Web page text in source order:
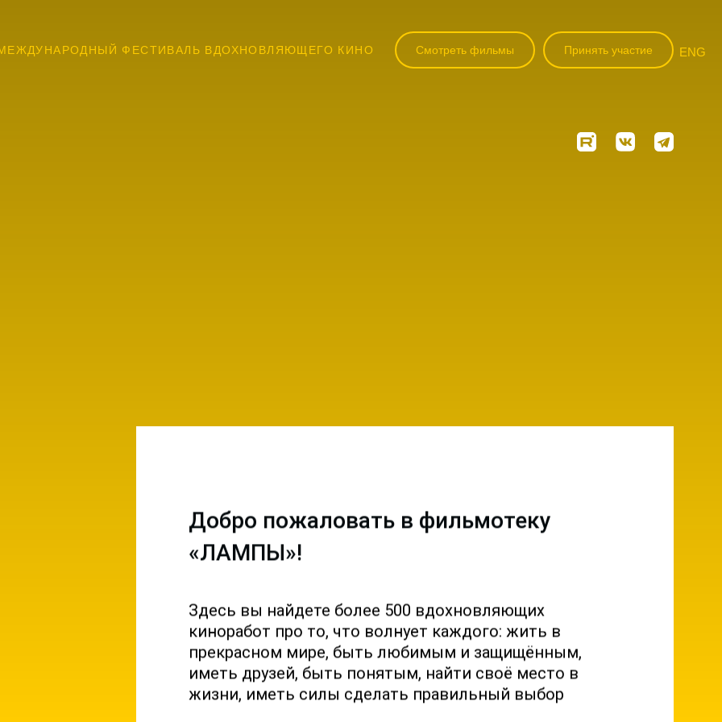
ФЕСТИВАЛЬ ВДОХНОВЛЯЮЩЕГО КИНО Смотреть фильмы Принять участие ENG
Добро пожаловать в фильмотеку
«ЛАМПЫ»!
Здесь вы найдете более 500 вдохновляющих
киноработ про то, что волнует каждого: жить в
прекрасном мире, быть любимым и защищённым,
иметь друзей, быть понятым, найти своё место в
жизни, иметь силы сделать правильный выбор